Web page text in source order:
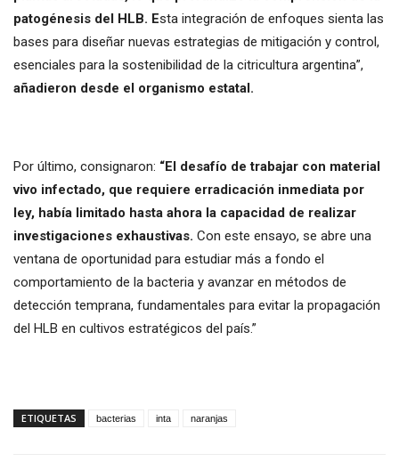
patogénesis del HLB. Esta integración de enfoques sienta las
bases para diseñar nuevas estrategias de mitigación y control,
esenciales para la sostenibilidad de la citricultura argentina”,
añadieron desde el organismo estatal.
Por último, consignaron: “El desafío de trabajar con material
vivo infectado, que requiere erradicación inmediata por
ley, había limitado hasta ahora la capacidad de realizar
investigaciones exhaustivas. Con este ensayo, se abre una
ventana de oportunidad para estudiar más a fondo el
comportamiento de la bacteria y avanzar en métodos de
detección temprana, fundamentales para evitar la propagación
del HLB en cultivos estratégicos del país.”
ETIQUETAS bacterias inta naranjas